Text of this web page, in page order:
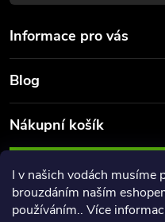
I v našich vodách musíme
brouzdáním naším
používáním.. Více
Informace pro vás
Blog
Nákupní košík